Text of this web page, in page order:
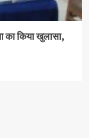
का किया खुलासा,